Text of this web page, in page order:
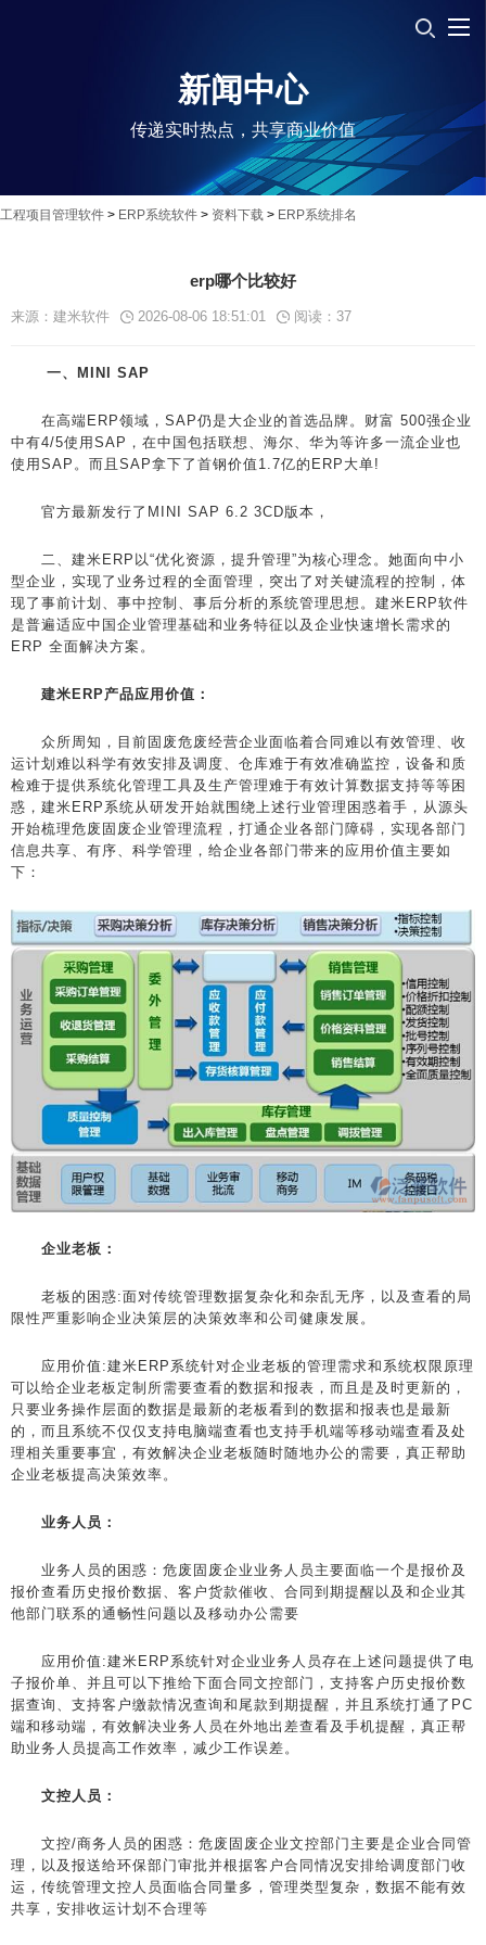
新闻中心
传递实时热点，共享商业价值
工程项目管理软件 > ERP系统软件 > 资料下载 > ERP系统排名
erp哪个比较好
来源：建米软件 2026-08-06 18:51:01 阅读： 37
一、MINI SAP
在高端ERP领域，SAP仍是大企业的首选品牌。财富 500强企业
中有4/5使用SAP，在中国包括联想、海尔、华为等许多一流企业也
使用SAP。而且SAP拿下了首钢价值1.7亿的ERP大单!
官方最新发行了MINI SAP 6.2 3CD版本，
二、建米ERP以“优化资源，提升管理”为核心理念。她面向中小
型企业，实现了业务过程的全面管理，突出了对关键流程的控制，体
现了事前计划、事中控制、事后分析的系统管理思想。建米ERP软件
是普遍适应中国企业管理基础和业务特征以及企业快速增长需求的
ERP 全面解决方案。
建米ERP产品应用价值：
众所周知，目前固废危废经营企业面临着合同难以有效管理、收
运计划难以科学有效安排及调度、仓库难于有效准确监控，设备和质
检难于提供系统化管理工具及生产管理难于有效计算数据支持等等困
惑，建米ERP系统从研发开始就围绕上述行业管理困惑着手，从源头
开始梳理危废固废企业管理流程，打通企业各部门障碍，实现各部门
信息共享、有序、科学管理，给企业各部门带来的应用价值主要如
下：
企业老板：
老板的困惑:面对传统管理数据复杂化和杂乱无序，以及查看的局
限性严重影响企业决策层的决策效率和公司健康发展。
应用价值:建米ERP系统针对企业老板的管理需求和系统权限原理
可以给企业老板定制所需要查看的数据和报表，而且是及时更新的，
只要业务操作层面的数据是最新的老板看到的数据和报表也是最新
的，而且系统不仅仅支持电脑端查看也支持手机端等移动端查看及处
理相关重要事宜，有效解决企业老板随时随地办公的需要，真正帮助
企业老板提高决策效率。
业务人员：
业务人员的困惑：危废固废企业业务人员主要面临一个是报价及
报价查看历史报价数据、客户货款催收、合同到期提醒以及和企业其
他部门联系的通畅性问题以及移动办公需要
应用价值:建米ERP系统针对企业业务人员存在上述问题提供了电
子报价单、并且可以下推给下面合同文控部门，支持客户历史报价数
据查询、支持客户缴款情况查询和尾款到期提醒，并且系统打通了PC
端和移动端，有效解决业务人员在外地出差查看及手机提醒，真正帮
助业务人员提高工作效率，减少工作误差。
文控人员：
文控/商务人员的困惑：危废固废企业文控部门主要是企业合同管
理，以及报送给环保部门审批并根据客户合同情况安排给调度部门收
运，传统管理文控人员面临合同量多，管理类型复杂，数据不能有效
共享，安排收运计划不合理等